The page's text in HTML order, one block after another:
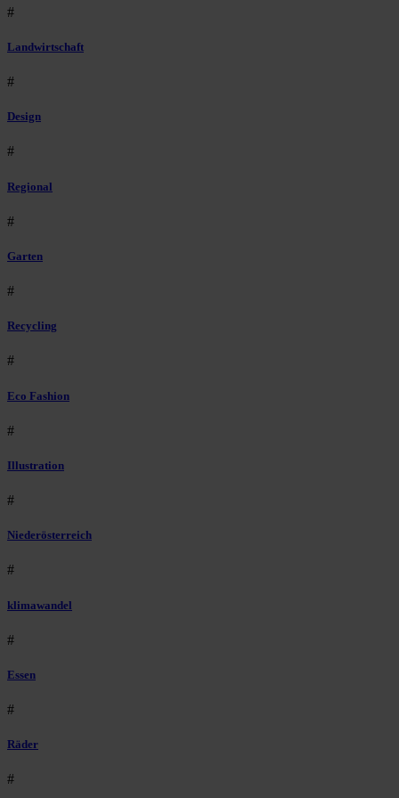
#
Landwirtschaft
#
Design
#
Regional
#
Garten
#
Recycling
#
Eco Fashion
#
Illustration
#
Niederösterreich
#
klimawandel
#
Essen
#
Räder
#